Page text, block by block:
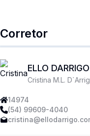
Corretor
ELLO
IMOBILIÁRIOS
Cristina M.L.
14974
(54) 99609-4040